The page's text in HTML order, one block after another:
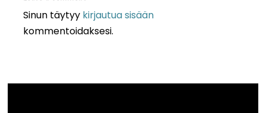
Sinun täytyy kirjautua sisään
kommentoidaksesi.